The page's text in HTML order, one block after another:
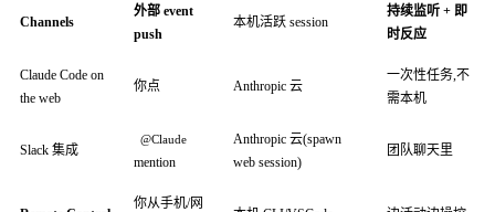
Channels
外部 event
push
本机活跃 session
持续监听 + 即
时反应
Claude Code on
the web
你点 Anthropic 云
一次性任务,不
需本机
Slack 集成
@Claude
mention
Anthropic 云(spawn
web session)
团队聊天里
你从手机/网